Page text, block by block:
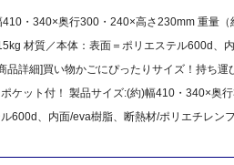
・340×奥行300・240×高さ230mm 重量（
材質／本体：表面＝ポリエステル600d、
詳細]買い物かごにぴったりサイズ！持ち運
ケット付！ 製品サイズ:(約)幅410・340×奥行
600d、内面/eva樹脂、断熱材/ポリエチレン